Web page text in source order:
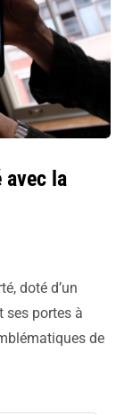
avec la
doté d’un
ses portes à
de